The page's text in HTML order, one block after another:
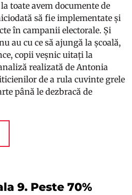
toate avem documente de
să fie implementate și
în campanii electorale. Și
au cu ce să ajungă la școală,
copii veșnic uitați la
realizată de Antonia
de a rula cuvinte grele
până le dezbracă de
9. Peste 70%